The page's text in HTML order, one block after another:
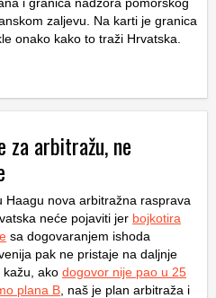
zaljevu. Na karti je granica
onako kako to traži Hrvatska.
za arbitražu, ne
Haagu nova arbitražna rasprava
neće pojaviti jer bojkotira
sa dogovaranjem ishoda
pak ne pristaje na daljnje
kažu, ako dogovor nije pao u 25
plana B , naš je plan arbitraža i